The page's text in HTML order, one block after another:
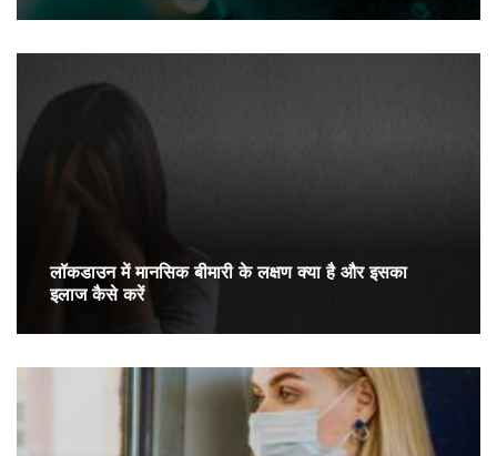
लॉकडाउन में मानसिक बीमारी के लक्षण क्या है और इसका
इलाज कैसे करें